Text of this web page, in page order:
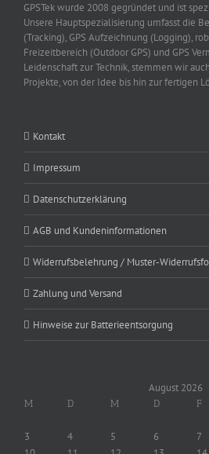
GPSTek wurde 2008 gegründet und ist
Unsere Hauptspezialisierung umfasst die
(Tracking), GPS Aufzeichnung (Logging),
Freizeitbereich (Outdoor GPS) und GPS
Leidenschaft zur Technik, stemmen wir
Projekte, von der Idee bis hin zur fertigen
Kontakt
Impressum
Datenschutzerklärung
AGB und Kundeninformationen
Widerrufsbelehrung / Muster-
Zahlung und Versand
Hinweise zur Batterieentsorgung
August 2026
M D M D F
3
4 5 6 7